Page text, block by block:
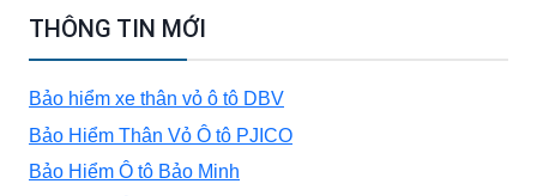
CHO
TÔ
THÔNG TIN MỚI
Bảo hiểm xe thân vỏ ô tô DBV
Bảo Hiểm Thân Vỏ Ô tô PJICO
Bảo Hiểm Ô tô Bảo Minh